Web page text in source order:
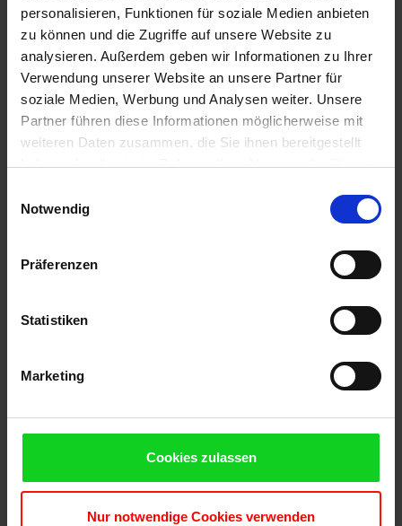
personalisieren, Funktionen für soziale Medien anbieten
zu können und die Zugriffe auf unsere Website zu
analysieren. Außerdem geben wir Informationen zu Ihrer
Verwendung unserer Website an unsere Partner für
soziale Medien, Werbung und Analysen weiter. Unsere
Partner führen diese Informationen möglicherweise mit
weiteren Daten zusammen, die Sie ihnen bereitgestellt
haben oder die sie im Rahmen Ihrer Nutzung der Dienste
Cookies, wenn Sie unsere Webseite weiterhin nutzen.
Notwendig
Präferenzen
Statistiken
Marketing
Cookies zulassen
Nur notwendige Cookies verwenden
Microsoft Office 2021
Microsoft Office Standalone